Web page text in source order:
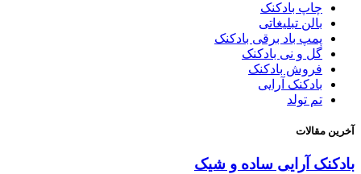
چاپ بادکنک
بالن تبلیغاتی
پمپ باد برقی بادکنک
گل و نی بادکنک
فروش بادکنک
بادکنک آرایی
تم تولد
آخرین مقالات
بادکنک آرایی ساده و شیک